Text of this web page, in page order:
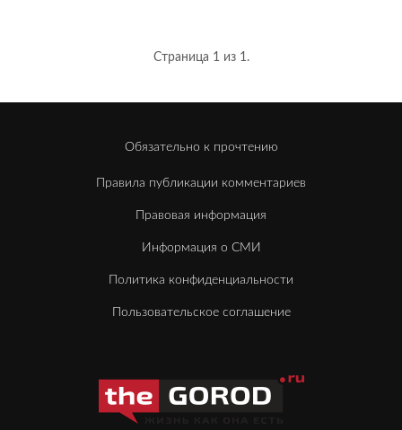
Страница 1 из 1.
Обязательно к прочтению
Правила публикации комментариев
Правовая информация
Информация о СМИ
Политика конфиденциальности
Пользовательское соглашение